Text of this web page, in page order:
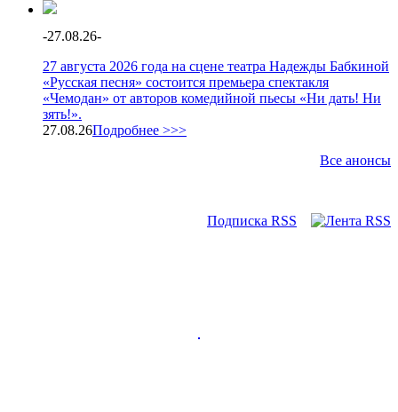
-27.08.26-
27 августа 2026 года на сцене театра Надежды Бабкиной
«Русская песня» состоится премьера спектакля
«Чемодан» от авторов комедийной пьесы «Ни дать! Ни
зять!».
27.08.26Подробнее >>>
Все анонсы
Подписка RSS